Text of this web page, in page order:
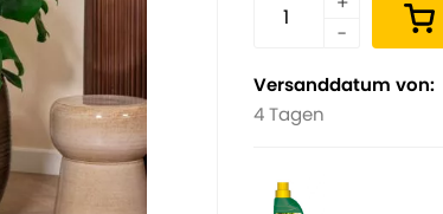
Versanddatum von:
4 Tagen